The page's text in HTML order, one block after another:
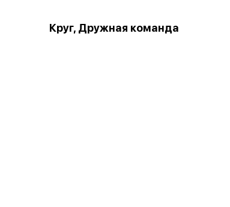
Круг, Дружная команда